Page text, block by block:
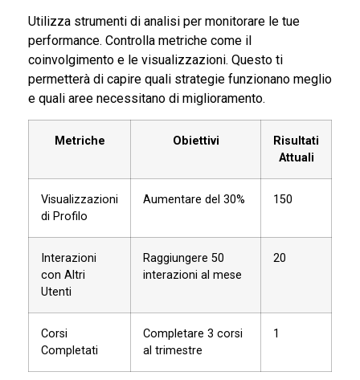
Utilizza strumenti di analisi per monitorare le tue
performance. Controlla metriche come il
coinvolgimento e le visualizzazioni. Questo ti
permetterà di capire quali strategie funzionano meglio
e quali aree necessitano di miglioramento.
Metriche Obiettivi
Risultati
Attuali
Visualizzazioni
di Profilo
Aumentare del 30% 150
Interazioni
con Altri
Utenti
Raggiungere 50
interazioni al mese
20
Corsi
Completati
Completare 3 corsi
al trimestre
1